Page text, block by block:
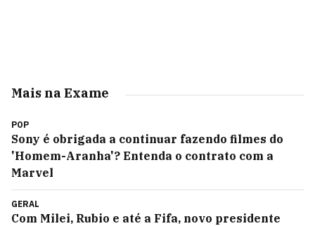
Mais na Exame
POP
Sony é obrigada a continuar fazendo filmes do
'Homem-Aranha'? Entenda o contrato com a
Marvel
GERAL
Com Milei, Rubio e até a Fifa, novo presidente